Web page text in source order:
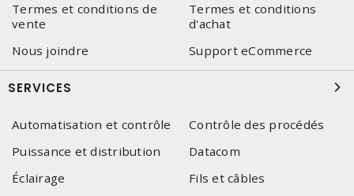
Termes et conditions de
vente
Termes et conditions
d'achat
Nous joindre
Support eCommerce
SERVICES
Automatisation et contrôle
Contrôle des procédés
Puissance et distribution
Datacom
Éclairage
Fils et câbles